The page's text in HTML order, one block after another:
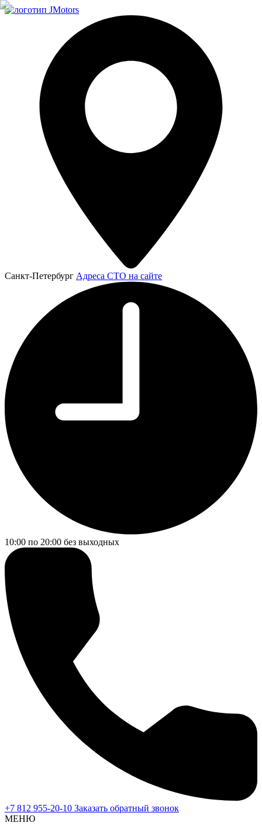
Санкт-Петербург Адреса СТО на сайте
10:00 по 20:00 без выходных
+7 812 955-20-10 Заказать обратный звонок
МЕНЮ